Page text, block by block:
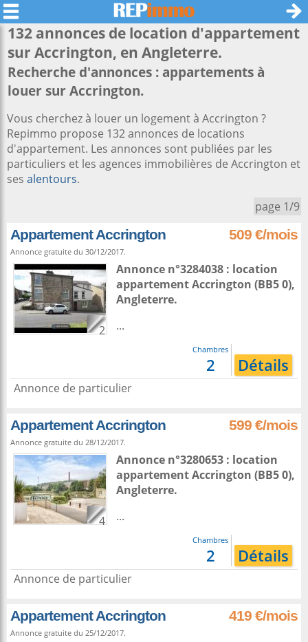
132 annonces de location d'appartement
sur Accrington, en Angleterre.
Recherche d'annonces : appartements à
louer sur Accrington.
Vous cherchez à louer un logement à Accrington ?
Repimmo propose 132 annonces de locations
d'appartement. Les annonces sont publiées par les
particuliers et les agences immobilières de Accrington et
ses alentours.
page 1/9
Appartement Accrington 509 €/mois
Annonce gratuite du 30/12/2017.
2
Annonce n°3284038 : location
appartementAccrington (BB5 0),
Angleterre.
...
Chambres
2 Détails
Annonce de particulier
Appartement Accrington 599 €/mois
Annonce gratuite du 28/12/2017.
4
Annonce n°3280653 : location
appartementAccrington (BB5 0),
Angleterre.
...
Chambres
2 Détails
Annonce de particulier
Appartement Accrington 419 €/mois
Annonce gratuite du 25/12/2017.